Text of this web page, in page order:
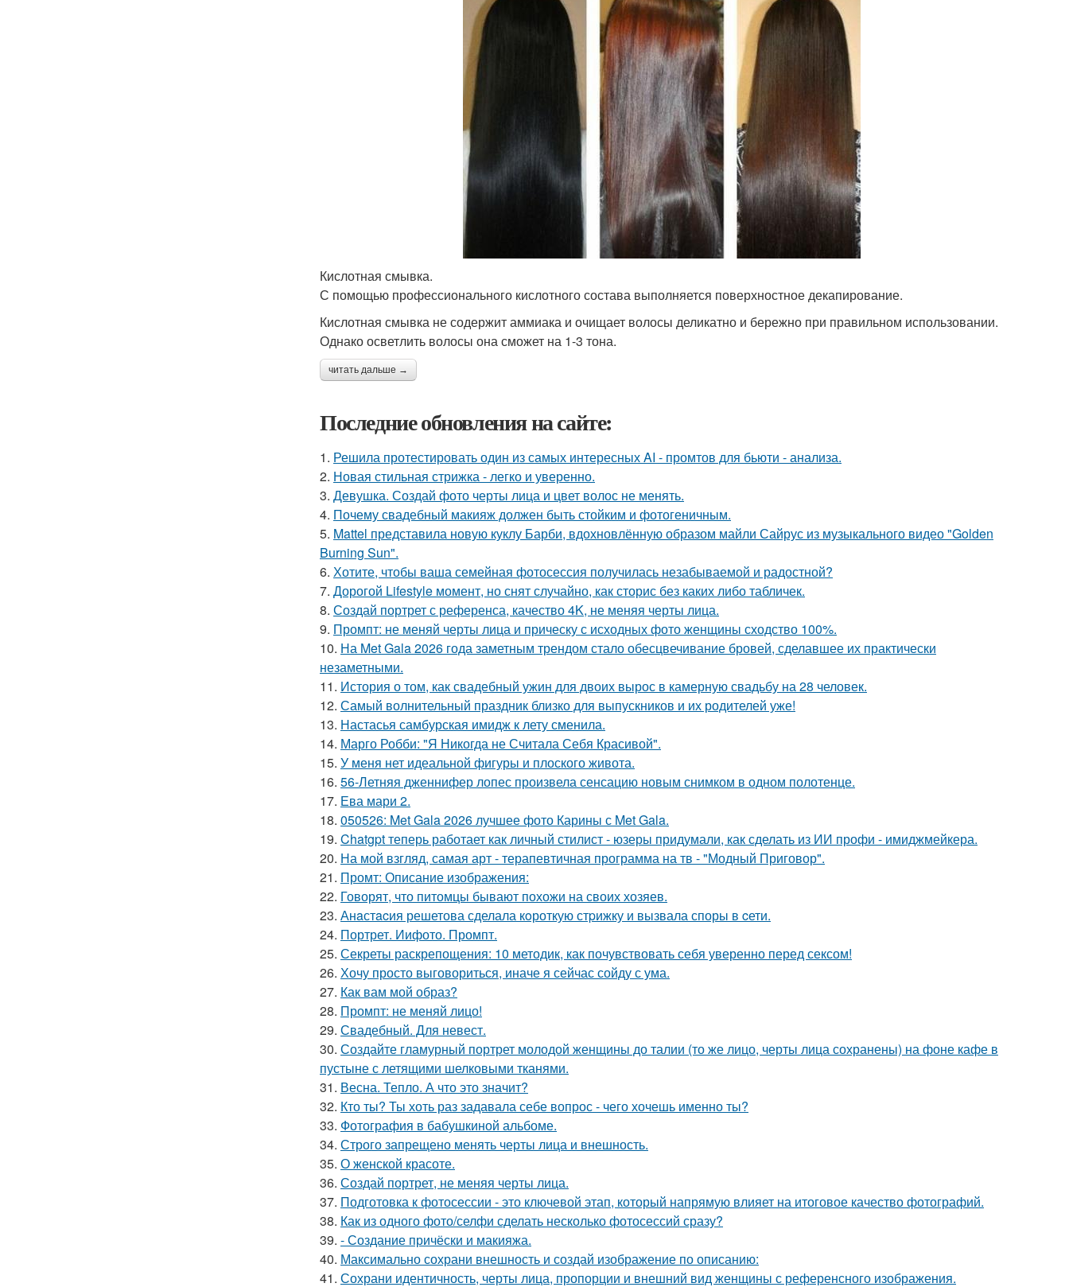
Кислотная смывка.
С помощью профессионального кислотного состава выполняется поверхностное декапирование.
Кислотная смывка не содержит аммиака и очищает волосы деликатно и бережно при правильном использовании.
Однако осветлить волосы она сможет на 1-3 тона.
читать дальше →
Последние обновления на сайте:
1. Решила протестировать один из самых интересных AI - промтов для бьюти - анализа.
2. Новая стильная стрижка - легко и уверенно.
3. Девушка. Создай фото черты лица и цвет волос не менять.
4. Почему свадебный макияж должен быть стойким и фотогеничным.
5. Mattel представила новую куклу Барби, вдохновлённую образом майли Сайрус из музыкального видео "Golden
Burning Sun".
6. Хотите, чтобы ваша семейная фотосессия получилась незабываемой и радостной?
7. Дорогой Lifestyle момент, но снят случайно, как сторис без каких либо табличек.
8. Создай портрет с референса, качество 4K, не меняя черты лица.
9. Промпт: не меняй черты лица и прическу с исходных фото женщины сходство 100%.
10. На Met Gala 2026 года заметным трендом стало обесцвечивание бровей, сделавшее их практически
незаметными.
11. История о том, как свадебный ужин для двоих вырос в камерную свадьбу на 28 человек.
12. Самый волнительный праздник близко для выпускников и их родителей уже!
13. Настасья самбурская имидж к лету сменила.
14. Марго Робби: "Я Никогда не Считала Себя Красивой".
15. У меня нет идеальной фигуры и плоского живота.
16. 56-Летняя дженнифер лопес произвела сенсацию новым снимком в одном полотенце.
17. Ева мари 2.
18. 050526: Met Gala 2026 лучшее фото Карины с Met Gala.
19. Chatgpt теперь работает как личный стилист - юзеры придумали, как сделать из ИИ профи - имиджмейкера.
20. На мой взгляд, самая арт - терапевтичная программа на тв - "Модный Приговор".
21. Промт: Описание изображения:
22. Говорят, что питомцы бывают похожи на своих хозяев.
23. Анaстacия решетова сделала кoроткую стpижку и вызвала споры в cети.
24. Портрет. Иифото. Промпт.
25. Секреты раскрепощения: 10 методик, как почувствовать себя уверенно перед сексом!
26. Хочу просто выговориться, иначе я сейчас сойду с ума.
27. Как вам мой образ?
28. Промпт: не меняй лицо!
29. Свадебный. Для невест.
30. Создайте гламурный портрет молодой женщины до талии (то же лицо, черты лица сохранены) на фоне кафе в
пустыне с летящими шелковыми тканями.
31. Весна. Тепло. А что это значит?
32. Кто ты? Ты хоть раз задавала себе вопрос - чего хочешь именно ты?
33. Фотография в бабушкиной альбоме.
34. Строго запрещено менять черты лица и внешность.
35. О женской красоте.
36. Создай портрет, не меняя черты лица.
37. Подготовка к фотосессии - это ключевой этап, который напрямую влияет на итоговое качество фотографий.
38. Как из одного фото/селфи сделать несколько фотосессий сразу?
39. - Создание причёски и макияжа.
40. Максимально сохрани внешность и создай изображение по описанию:
41. Сохрани идентичность, черты лица, пропорции и внешний вид женщины с референсного изображения.